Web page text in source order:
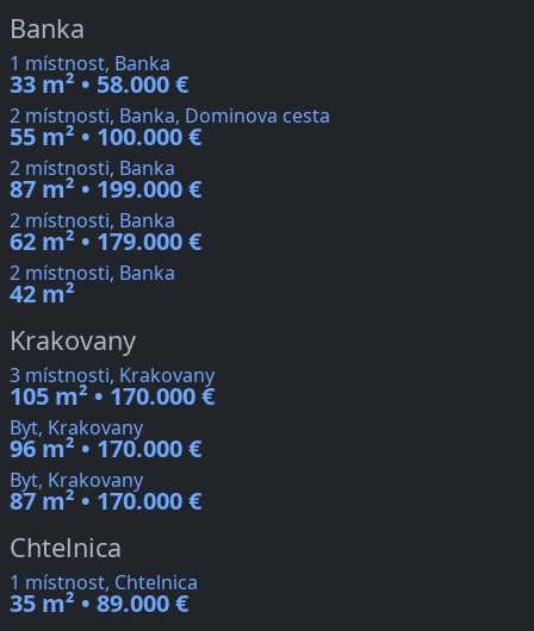
Banka
1 místnost, Banka
33 m² • 58.000 €
2 místnosti, Banka, Dominova cesta
55 m² • 100.000 €
2 místnosti, Banka
87 m² • 199.000 €
2 místnosti, Banka
62 m² • 179.000 €
2 místnosti, Banka
42 m²
Krakovany
3 místnosti, Krakovany
105 m² • 170.000 €
Byt, Krakovany
96 m² • 170.000 €
Byt, Krakovany
87 m² • 170.000 €
Chtelnica
1 místnost, Chtelnica
35 m² • 89.000 €